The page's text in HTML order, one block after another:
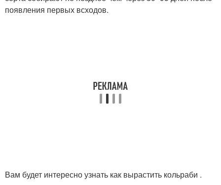
появления первых всходов.
Вам будет интересно узнать как вырастить кольраби .